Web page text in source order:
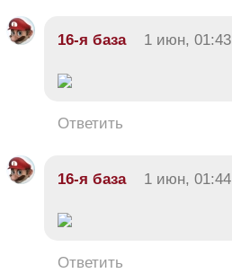
16-я база 1 июн, 01:43
Ответить
16-я база 1 июн, 01:44
Ответить